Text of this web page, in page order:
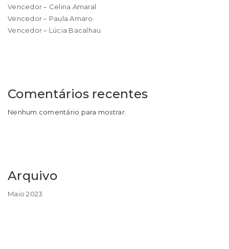
Vencedor – Celina Amaral
Vencedor – Paula Amaro
Vencedor – Lúcia Bacalhau
Comentários recentes
Nenhum comentário para mostrar.
Arquivo
Maio 2023